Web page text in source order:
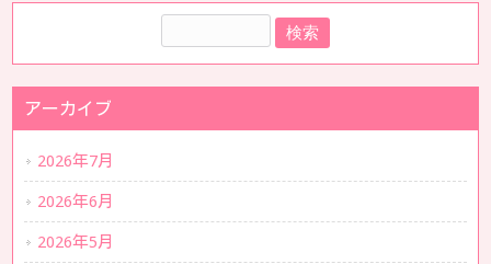
アーカイブ
2026年7月
2026年6月
2026年5月